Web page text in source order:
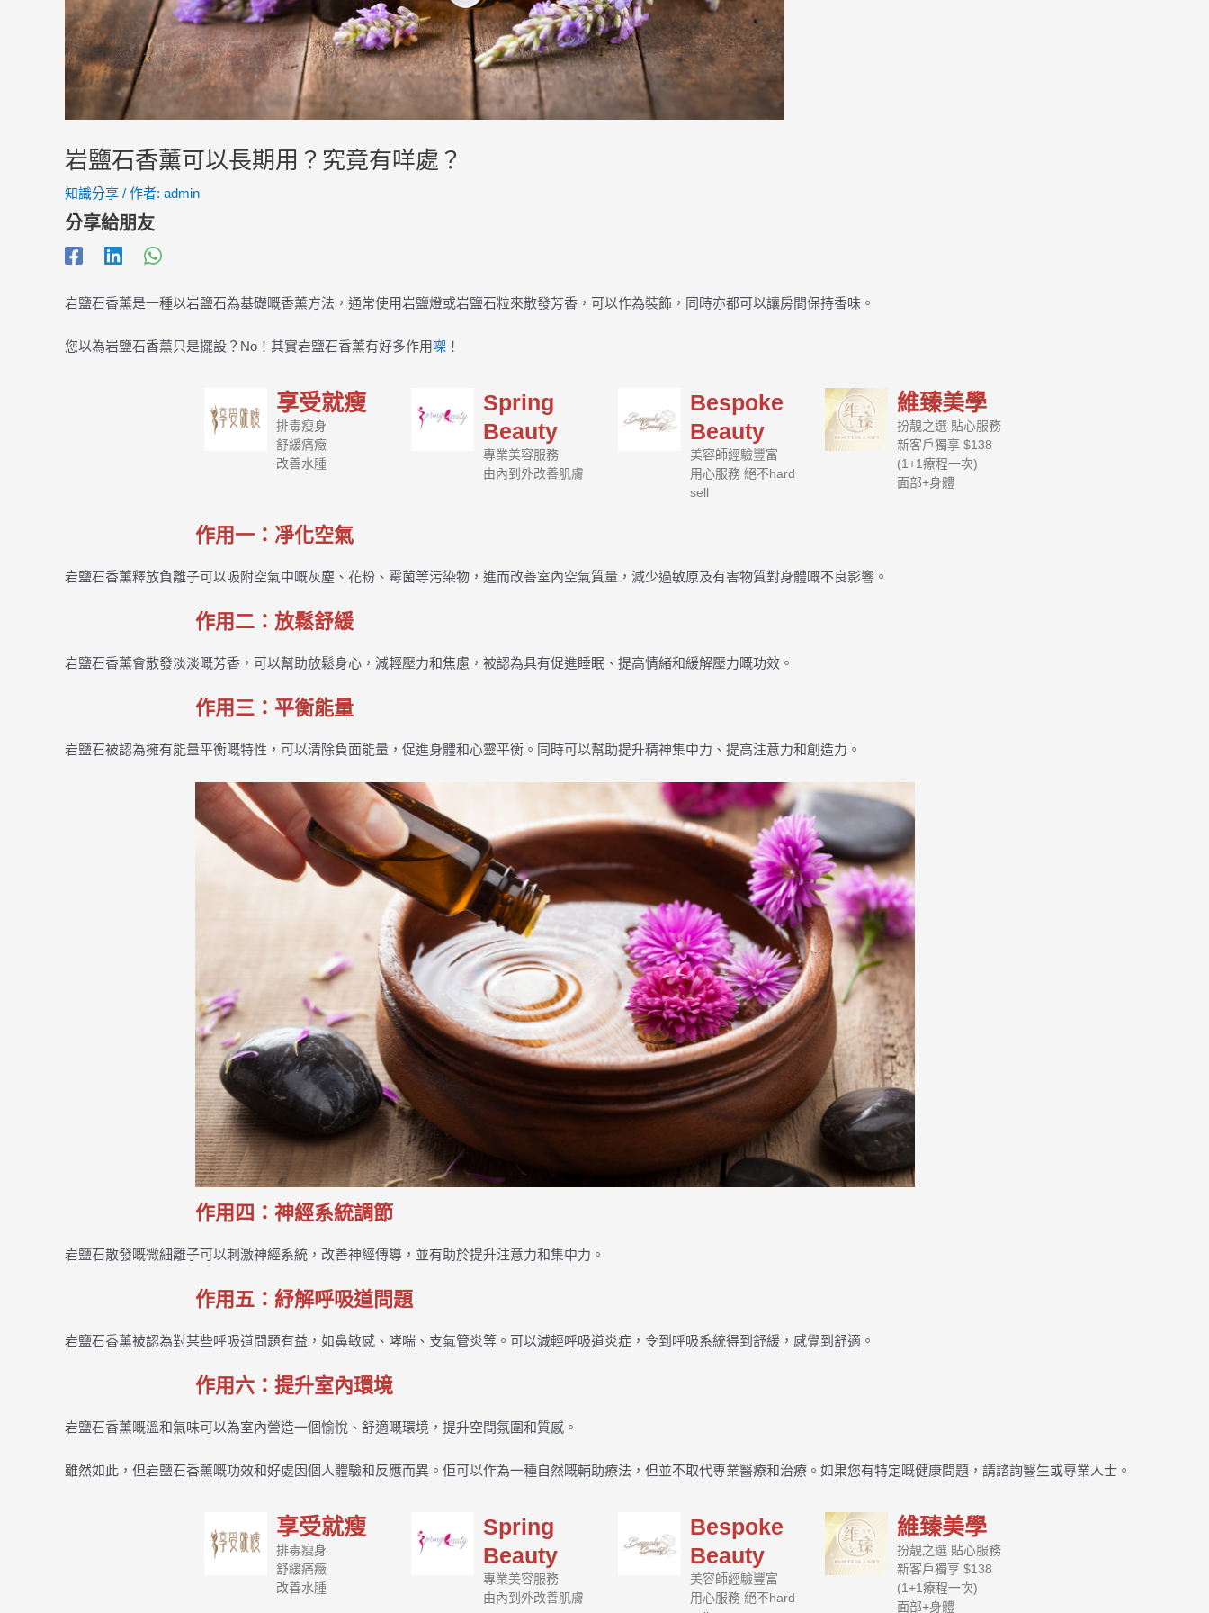
岩鹽石香薰可以長期用？究竟有咩處？
知識分享 / 作者: admin
分享給朋友
岩鹽石香薰是一種以岩鹽石為基礎嘅香薰方法，通常使用岩鹽燈或岩鹽石粒來散發芳香，可以作為裝飾，同時亦都可以讓房間保持香味。
您以為岩鹽石香薰只是擺設？No！其實岩鹽石香薰有好多作用㗎 ！
享受就瘦
排毒瘦身
舒緩痛癥
改善水腫
Spring
Beauty
專業美容服務
由內到外改善肌膚
Bespoke
Beauty
美容師經驗豐富
用心服務 絕不hard
sell
維臻美學
扮靚之選 貼心服務
新客戶獨享 $138
(1+1療程一次)
面部+身體
作用一：凈化空氣
岩鹽石香薰釋放負離子可以吸附空氣中嘅灰塵、花粉、霉菌等污染物，進而改善室內空氣質量，減少過敏原及有害物質對身體嘅不良影響。
作用二：放鬆舒緩
岩鹽石香薰會散發淡淡嘅芳香，可以幫助放鬆身心，減輕壓力和焦慮，被認為具有促進睡眠、提高情緒和緩解壓力嘅功效。
作用三：平衡能量
岩鹽石被認為擁有能量平衡嘅特性，可以清除負面能量，促進身體和心靈平衡。同時可以幫助提升精神集中力、提高注意力和創造力。
作用四：神經系統調節
岩鹽石散發嘅微細離子可以刺激神經系統，改善神經傳導，並有助於提升注意力和集中力。
作用五：紓解呼吸道問題
岩鹽石香薰被認為對某些呼吸道問題有益，如鼻敏感、哮喘、支氣管炎等。可以減輕呼吸道炎症，令到呼吸系統得到舒緩，感覺到舒適。
作用六：提升室內環境
岩鹽石香薰嘅溫和氣味可以為室內營造一個愉悅、舒適嘅環境，提升空間氛圍和質感。
雖然如此，但岩鹽石香薰嘅功效和好處因個人體驗和反應而異。佢可以作為一種自然嘅輔助療法，但並不取代專業醫療和治療。如果您有特定嘅健康問題，請諮詢醫生或專業人士。
享受就瘦
排毒瘦身
舒緩痛癥
改善水腫
Spring
Beauty
專業美容服務
由內到外改善肌膚
Bespoke
Beauty
美容師經驗豐富
用心服務 絕不hard
維臻美學
扮靚之選 貼心服務
新客戶獨享 $138
(1+1療程一次)
面部+身體